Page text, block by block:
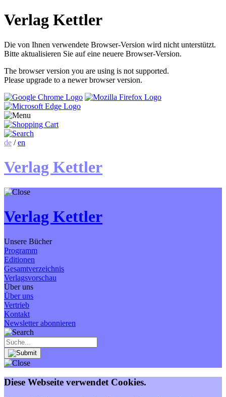
Verlag Kettler
Die von Ihnen verwendete Browser-Version wird nicht unterstützt.
Bitte aktualisieren Sie auf eine neuere Browser-Version.
The browser version you are using is not supported.
Please upgrade to a newer browser version.
de /en
Verlag Kettler
Verlag Kettler
Unsere Bücher
Programm
Editionen
Gesamtverzeichnis
Verlagsvorschau
Über uns
Über uns
Vertrieb
Kontakt
Newsletter abonnieren
Diese Webseite verwendet Cookies.